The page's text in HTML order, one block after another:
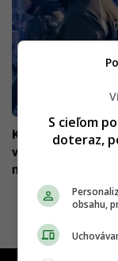
KVÍZ: Otestuj sa,
vysokú pokutu.
netušíš
S cieľom
doteraz,
obsahu,